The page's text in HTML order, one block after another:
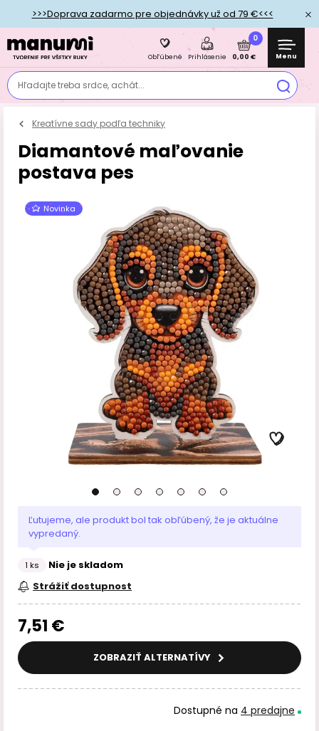
>>>Doprava zadarmo pre objednávky už od 79 €<<<
Hľadajte treba srdce, achát...
Obľúbené Prihlásenie
0
0,00 € Menu
Kreatívne sady podľa techniky
Diamantové maľovanie
postava pes
Novinka
Ľutujeme, ale produkt bol tak obľúbený, že je aktuálne
vypredaný.
1 ks
Nie je skladom
Strážiť dostupnost
7,51 €
ZOBRAZIŤ ALTERNATÍVY
Dostupné na 4 predajne